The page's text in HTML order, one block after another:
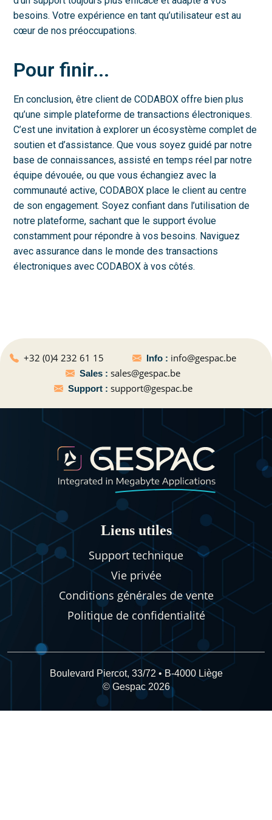
besoins. Votre expérience en tant qu’utilisateur est au
cœur de nos préoccupations.
Pour finir...
En conclusion, être client de CODABOX offre bien plus
qu’une simple plateforme de transactions électroniques.
C’est une invitation à explorer un écosystème complet de
soutien et d’assistance. Que vous soyez guidé par notre
base de connaissances, assisté en temps réel par notre
équipe dévouée, ou que vous échangiez avec la
communauté active, CODABOX place le client au centre
de son engagement. Soyez confiant dans l’utilisation de
notre plateforme, sachant que le support évolue
constamment pour répondre à vos besoins. Naviguez
avec assurance dans le monde des transactions
électroniques avec CODABOX à vos côtés.
+32 (0)4 232 61 15 Info : info@gespac.be
Sales : sales@gespac.be
Support : support@gespac.be
Liens utiles
Support technique
Vie privée
Conditions générales de vente
Politique de confidentialité
Boulevard Piercot, 33/72 • B-4000 Liège
© Gespac 2026